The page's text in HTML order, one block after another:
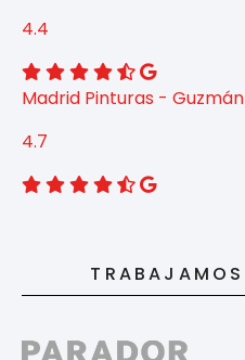
4.4
Madrid Pinturas - Guzmán
4.7